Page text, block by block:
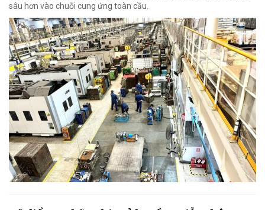
sâu hơn vào chuỗi cung ứng toàn cầu.